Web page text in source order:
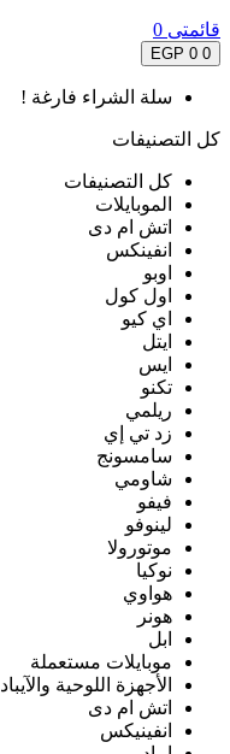
قائمتى 0
0
0 EGP
سلة الشراء فارغة !
كل التصنيفات
كل التصنيفات
الموبايلات
اتش ام دى
انفينكس
اوبو
اول كول
اي كيو
ايتل
ايس
تكنو
ريلمي
زد تي إي
سامسونج
شاومي
فيفو
لينوفو
موتورولا
نوكيا
هواوي
هونر
ابل
موبايلات مستعملة
الأجهزة اللوحية والآيباد
اتش ام دى
انفينيكس